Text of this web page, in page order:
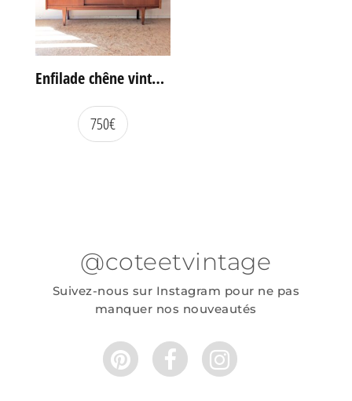
Enfilade chêne vintage portes coulissantes
750€
@coteetvintage
Suivez-nous sur Instagram pour ne pas
manquer nos nouveautés